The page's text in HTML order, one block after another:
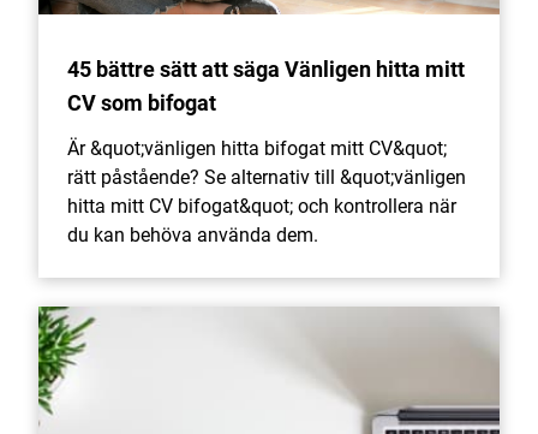
45 bättre sätt att säga Vänligen hitta mitt
CV som bifogat
Är &quot;vänligen hitta bifogat mitt CV&quot;
rätt påstående? Se alternativ till &quot;vänligen
hitta mitt CV bifogat&quot; och kontrollera när
du kan behöva använda dem.